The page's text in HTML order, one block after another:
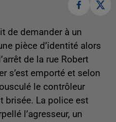
de demander à un
pièce d’identité alors
de la rue Robert
s’est emporté et selon
le contrôleur
brisée. La police est
l’agresseur, un